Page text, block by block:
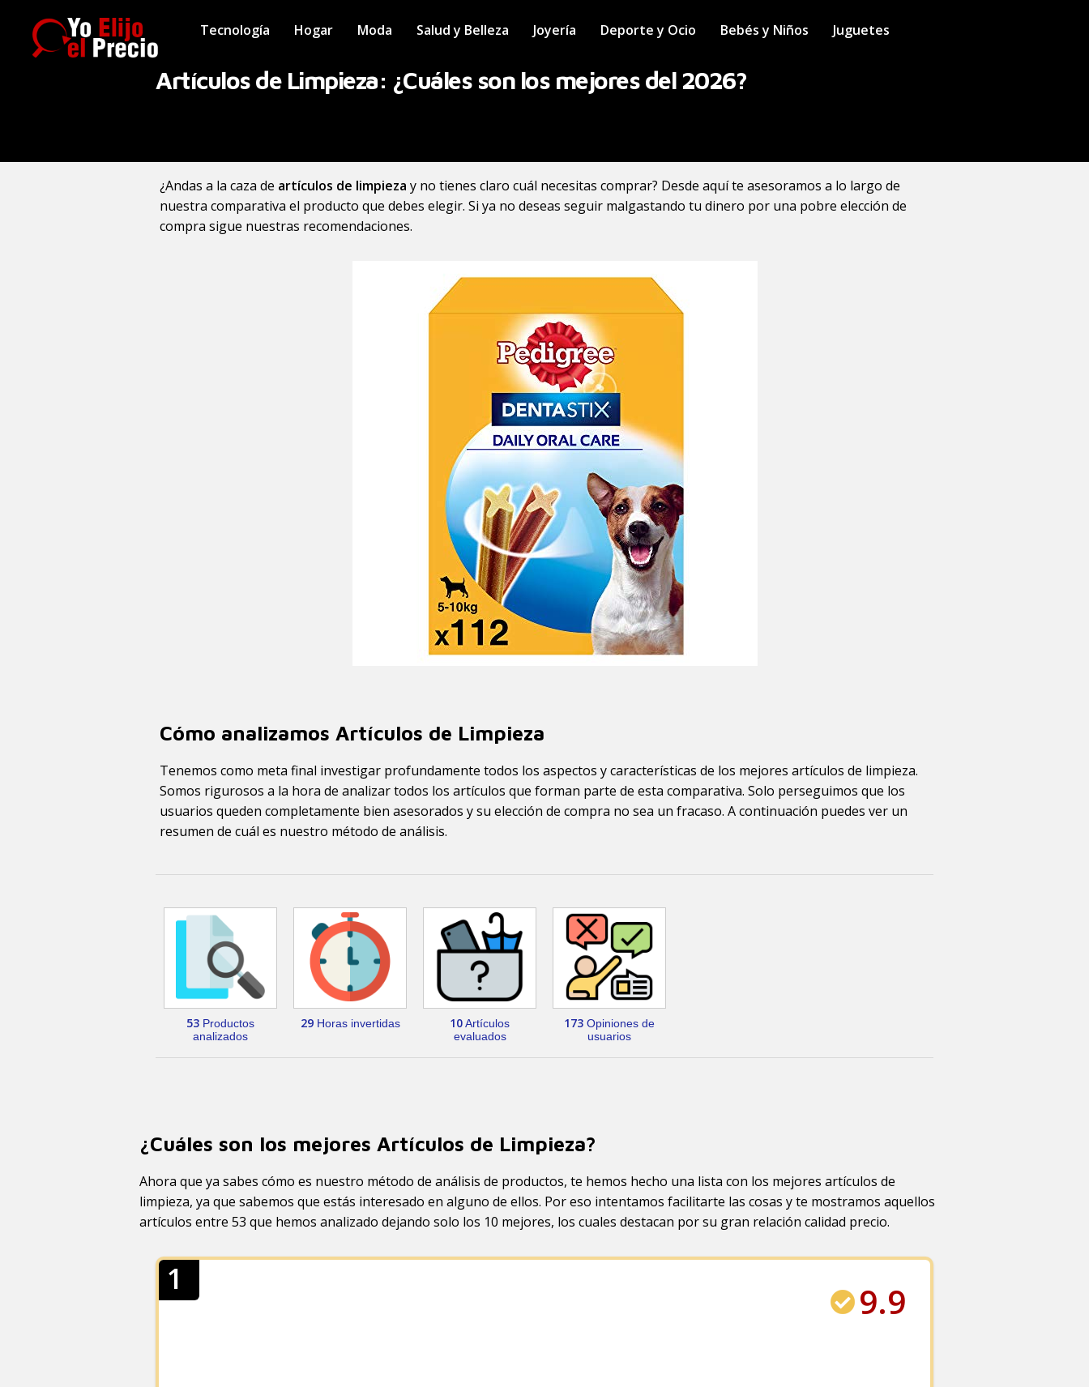
Tecnología Hogar Moda Salud y Belleza Joyería Deporte y Ocio Bebés y Niños Juguetes
Artículos de Limpieza: ¿Cuáles son los mejores del 2026?
¿Andas a la caza de artículos de limpieza y no tienes claro cuál necesitas comprar? Desde aquí te asesoramos a lo largo de
nuestra comparativa el producto que debes elegir. Si ya no deseas seguir malgastando tu dinero por una pobre elección de
compra sigue nuestras recomendaciones.
Cómo analizamos Artículos de Limpieza
Tenemos como meta final investigar profundamente todos los aspectos y características de los mejores artículos de limpieza.
Somos rigurosos a la hora de analizar todos los artículos que forman parte de esta comparativa. Solo perseguimos que los
usuarios queden completamente bien asesorados y su elección de compra no sea un fracaso. A continuación puedes ver un
resumen de cuál es nuestro método de análisis.
53 Productos
analizados
29Horas invertidas 10Artículos
evaluados
173 Opiniones de
usuarios
¿Cuáles son los mejores Artículos de Limpieza?
Ahora que ya sabes cómo es nuestro método de análisis de productos, te hemos hecho una lista con los mejores artículos de
limpieza, ya que sabemos que estás interesado en alguno de ellos. Por eso intentamos facilitarte las cosas y te mostramos aquellos
artículos entre 53 que hemos analizado dejando solo los 10 mejores, los cuales destacan por su gran relación calidad precio.
1
9.9